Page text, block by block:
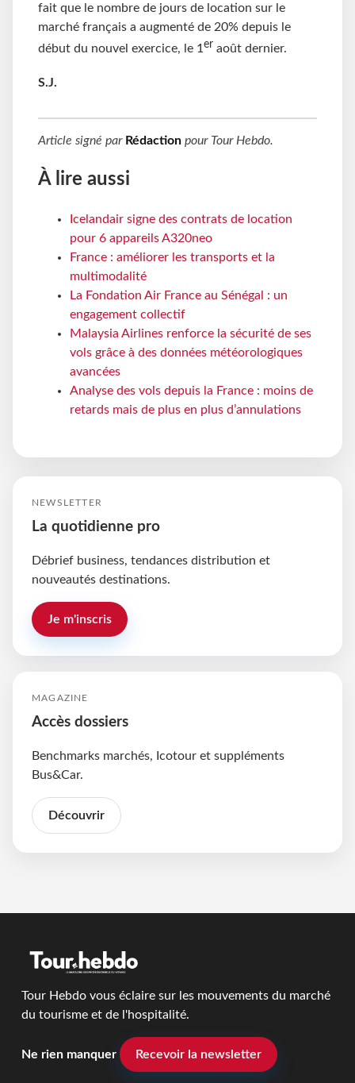
fait que le nombre de jours de location sur le
marché français a augmenté de 20% depuis le
début du nouvel exercice, le 1er août dernier.
S.J.
Article signé par Rédaction pour Tour Hebdo.
À lire aussi
Icelandair signe des contrats de location
pour 6 appareils A320neo
France : améliorer les transports et la
multimodalité
La Fondation Air France au Sénégal : un
engagement collectif
Malaysia Airlines renforce la sécurité de ses
vols grâce à des données météorologiques
avancées
Analyse des vols depuis la France : moins de
retards mais de plus en plus d’annulations
NEWSLETTER
La quotidienne pro
Débrief business, tendances distribution et
nouveautés destinations.
Je m'inscris
MAGAZINE
Accès dossiers
Benchmarks marchés, Icotour et suppléments
Bus&Car.
Découvrir
Tour Hebdo vous éclaire sur les mouvements du marché
du tourisme et de l'hospitalité.
Ne rien manquer Recevoir la newsletter